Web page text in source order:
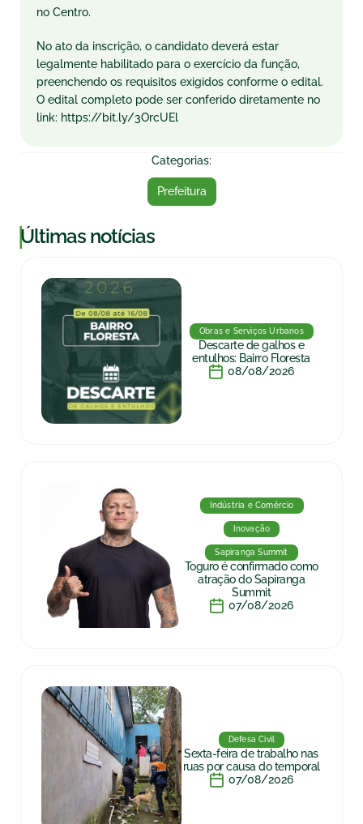
no Centro.
No ato da inscrição, o candidato deverá estar
legalmente habilitado para o exercício da função,
preenchendo os requisitos exigidos conforme o edital.
O edital completo pode ser conferido diretamente no
link: https://bit.ly/3OrcUEl
Categorias:
Prefeitura
|Últimas notícias
Obras e Serviços Urbanos
Descarte de galhos e
entulhos: Bairro Floresta
08/08/2026
Indústria e Comércio
Inovação
Sapiranga Summit
Toguro é confirmado como
atração do Sapiranga
Summit
07/08/2026
Defesa Civil
Sexta-feira de trabalho nas
ruas por causa do temporal
07/08/2026